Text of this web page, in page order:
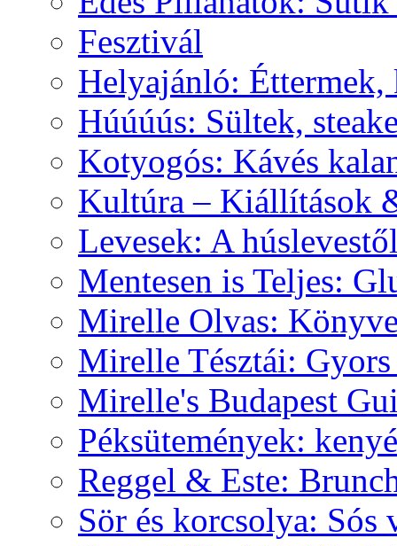
Fesztivál
Helyajánló:
Húúúús: Sültek,
Kotyogós: Kávés
Kultúra – Kiállítások
Levesek: A
Mentesen is Teljes:
Mirelle Olvas:
Mirelle Tésztái: Gyors
Mirelle's Budapest
Péksütemények:
Reggel & Este:
Sör és korcsolya: Sós